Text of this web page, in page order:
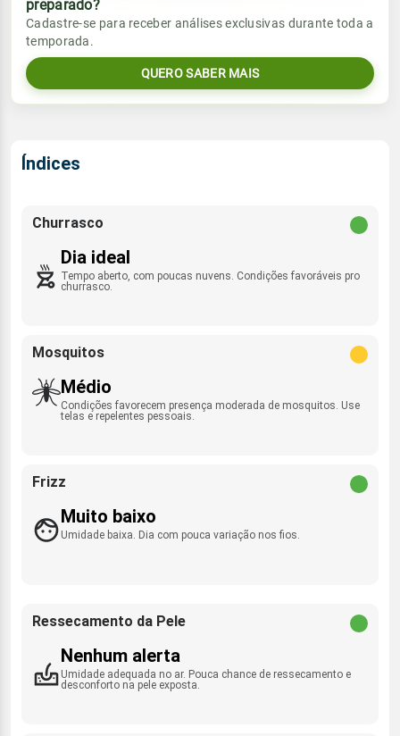
Umidade do ar
48%88%
Rajada de vento
Sol
06:17h às 18:11h
Lua
Chuva
0.0mm
Umidade do ar
Vento
E - 7km/h
Rajada de vento
Sol
preparado?
Cadastre-se para receber análises exclusivas durante toda a
temporada.
QUERO SABER MAIS
Índices
Churrasco
Dia ideal
Tempo aberto, com poucas nuvens. Condições favoráveis pro
churrasco.
Mosquitos
Médio
Condições favorecem presença moderada de mosquitos. Use
telas e repelentes pessoais.
Frizz
Muito baixo
Umidade baixa. Dia com pouca variação nos fios.
Ressecamento da Pele
Nenhum alerta
Umidade adequada no ar. Pouca chance de ressecamento e
desconforto na pele exposta.